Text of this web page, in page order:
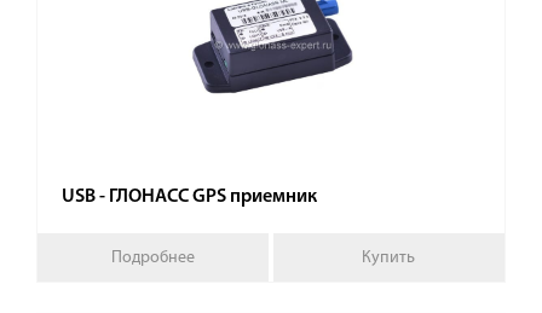
USB - ГЛОНАСС GPS приемник
Подробнее Купить